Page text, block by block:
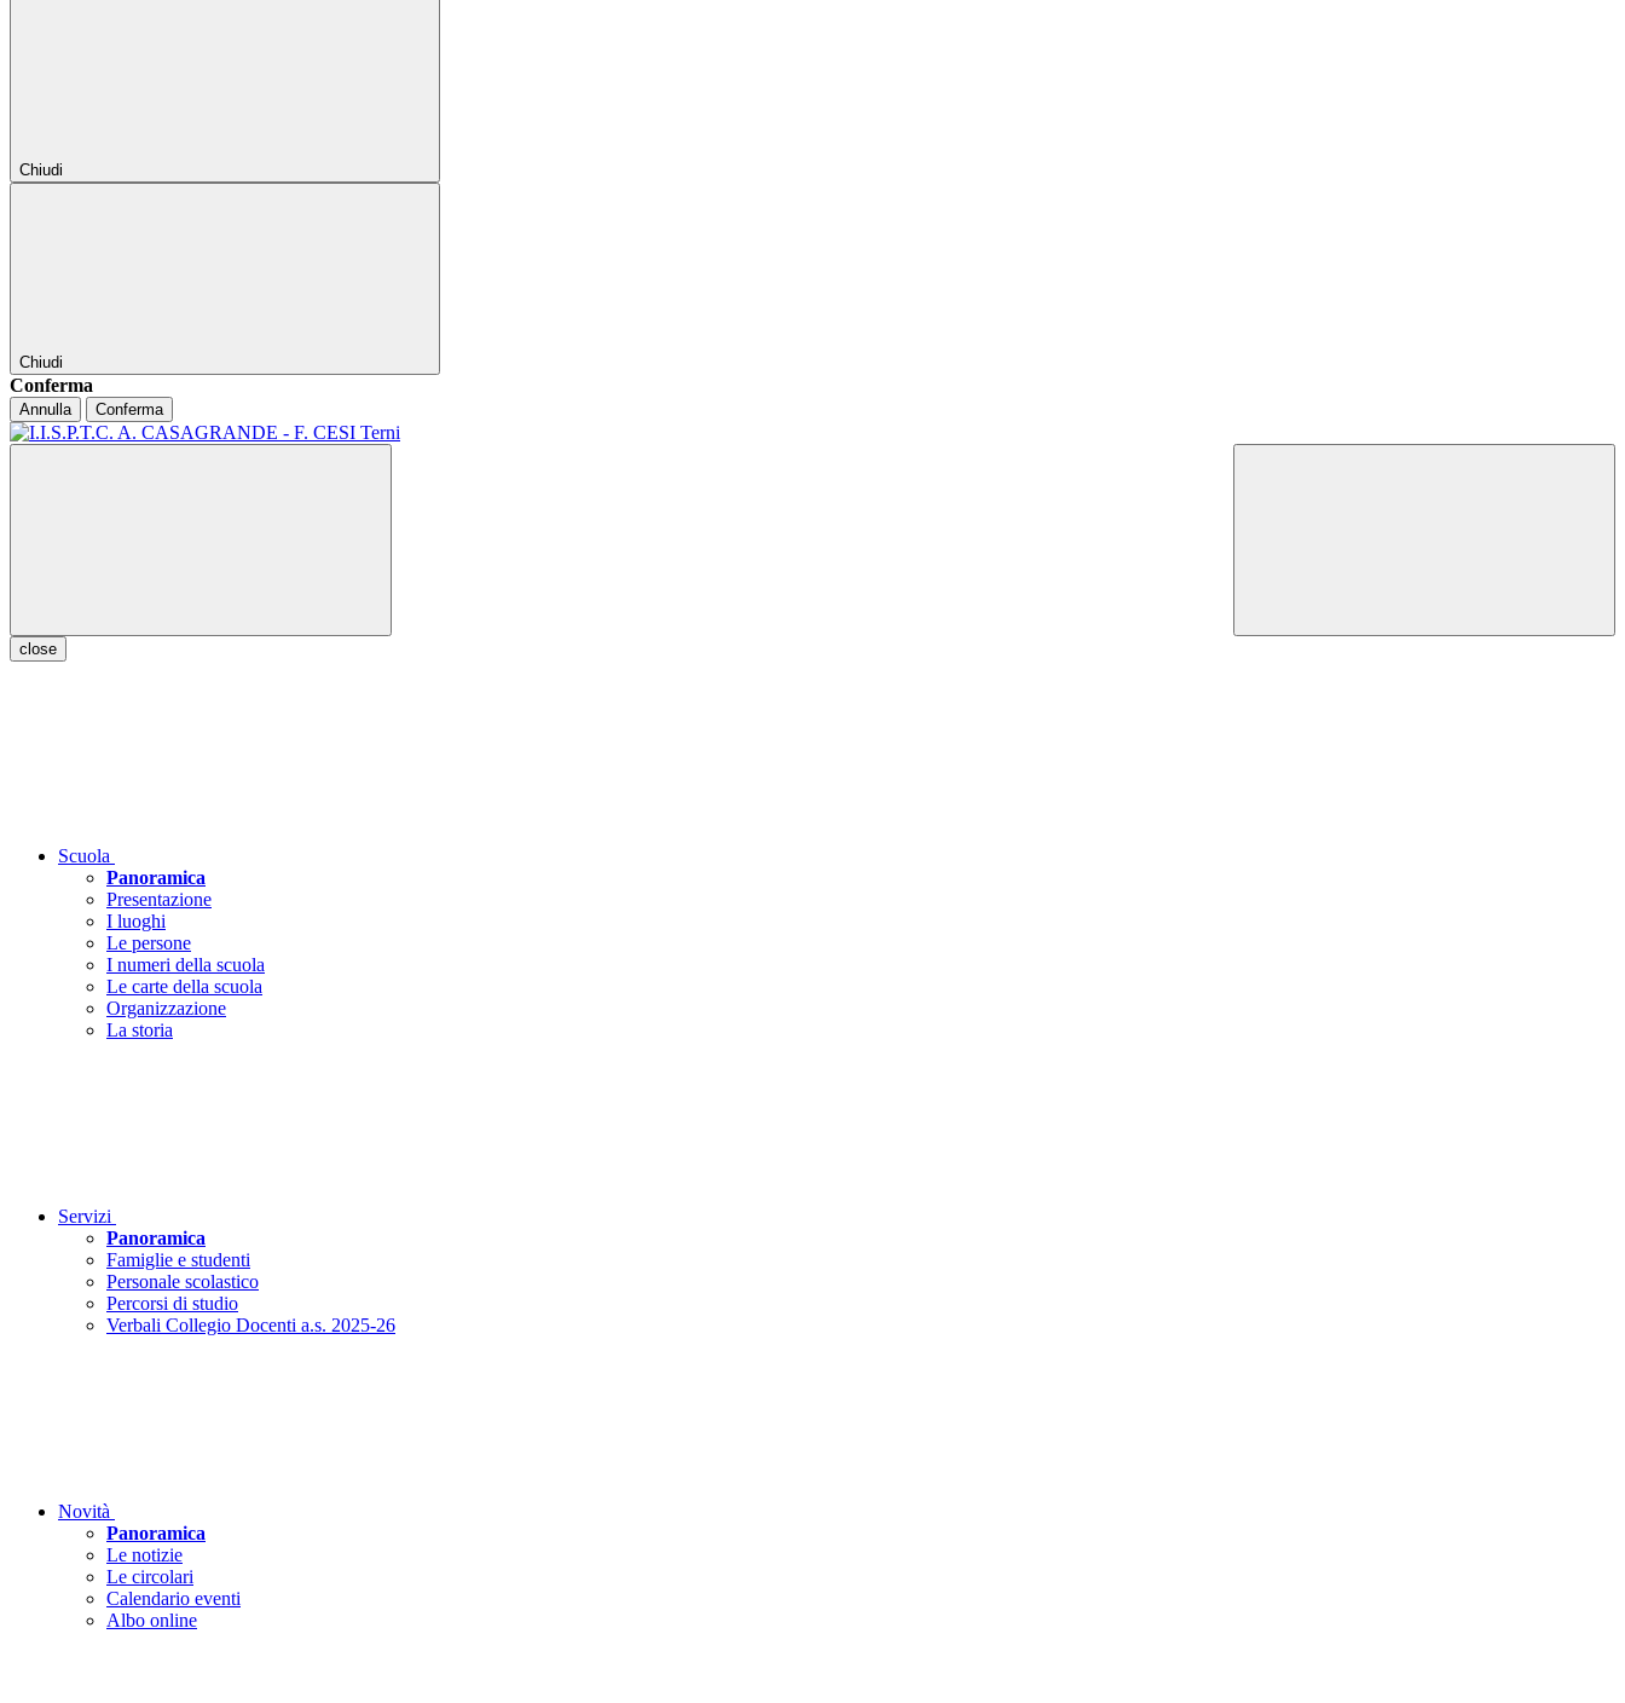
Chiudi
Chiudi
Conferma
Annulla Conferma
close
Scuola
Panoramica
Presentazione
I luoghi
Le persone
I numeri della scuola
Le carte della scuola
Organizzazione
La storia
Servizi
Panoramica
Famiglie e studenti
Personale scolastico
Percorsi di studio
Verbali Collegio Docenti a.s. 2025-26
Novità
Panoramica
Le notizie
Le circolari
Calendario eventi
Albo online